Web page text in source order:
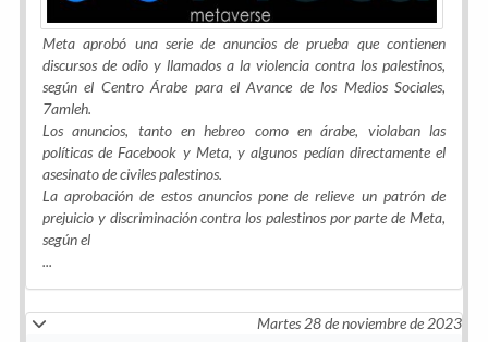
Meta aprobó una serie de anuncios de prueba que contienen
discursos de odio y llamados a la violencia contra los palestinos,
según el Centro Árabe para el Avance de los Medios Sociales,
7amleh.
Los anuncios, tanto en hebreo como en árabe, violaban las
políticas de Facebook y Meta, y algunos pedían directamente el
asesinato de civiles palestinos.
La aprobación de estos anuncios pone de relieve un patrón de
prejuicio y discriminación contra los palestinos por parte de Meta,
según el
...
Martes 28 de noviembre de 2023